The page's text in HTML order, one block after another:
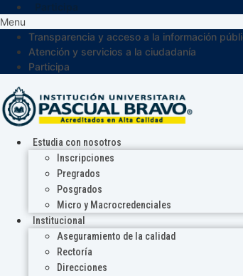
Menu
Transparencia y acceso a la información
Atención y servicios a la ciudadanía
Participa
Estudia con nosotros
Inscripciones
Pregrados
Posgrados
Micro y Macrocredenciales
Institucional
Aseguramiento de la calidad
Rectoría
Direcciones